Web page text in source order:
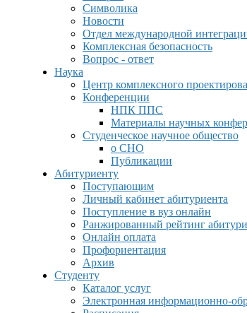
Символика
Новости
Отдел международной
Комплексная безопасность
Вопрос - ответ
Наука
Центр комплексного
Конференции
НПК ППС
Материалы научных
Студенческое научное общество
о СНО
Публикации
Абитуриенту
Поступающим
Личный кабинет абитуриента
Поступление в вуз онлайн
Ранжированный рейтинг
Онлайн оплата
Профориентация
Архив
Студенту
Каталог услуг
Электронная информационно-